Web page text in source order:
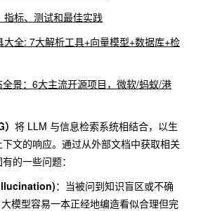
指标、测试和最佳实践
大全: 7大解析工具+向量模型+数据库+检
景：6大主流开源项目，微软/蚂蚁/港
将 LLM 与信息检索系统相结合，以生
文的响应。通过从外部文档中获取相关
的一些问题：
：当被问到知识盲区或不确
模型容易一本正经地编造看似合理但完